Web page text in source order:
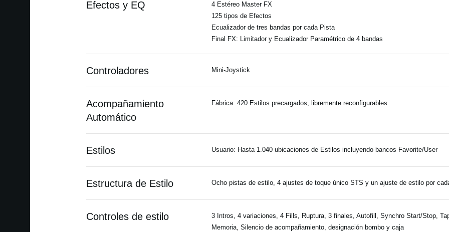
Efectos y EQ
4 Estéreo Master FX
125 tipos de Efectos
Ecualizador de tres bandas por cada Pista
Final FX: Limitador y Ecualizador Paramétrico de 4 bandas
Controladores Mini-Joystick
Acompañamiento
Automático
Fábrica: 420 Estilos precargados, libremente reconfigurables
Estilos Usuario: Hasta 1.040 ubicaciones de Estilos incluyendo bancos Favorite/User
Estructura de Estilo Ocho pistas de estilo, 4 ajustes de toque único STS y un ajuste de estilo por
Controles de estilo
3 Intros, 4 variaciones, 4 Fills, Ruptura, 3 finales, Autofill, Synchro Start/Stop,
Memoria, Silencio de acompañamiento, designación bombo y caja